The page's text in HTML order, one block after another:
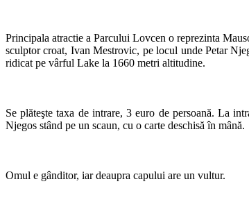
Principala atractie a Parcului Lovcen o reprezinta
sculptor croat, Ivan Mestrovic, pe locul unde Petar
ridicat pe vârful Lake la 1660 metri altitudine.
Se plăteşte taxa de intrare, 3 euro de persoană. La
Njegos stând pe un scaun, cu o carte deschisă în mână.
Omul e gânditor, iar deaupra capului are un vultur.